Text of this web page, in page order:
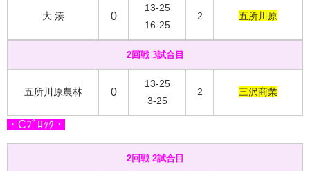
大 湊 0
13-25
16-25
2 五所川原
2回戦 3試合目
五所川原農林 0
13-25
3-25
2 三沢商業
・Cﾌﾞﾛｯｸ・
2回戦 2試合目